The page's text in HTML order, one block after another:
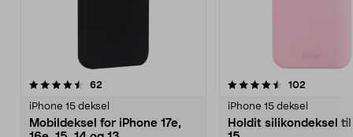
62
iPhone 15 deksel
Mobildeksel for iPhone 17e,
4.5 av 5 stjerner 102
iPhone 15 deksel
Holdit silikondeksel til
4.5 av 5 stjerner